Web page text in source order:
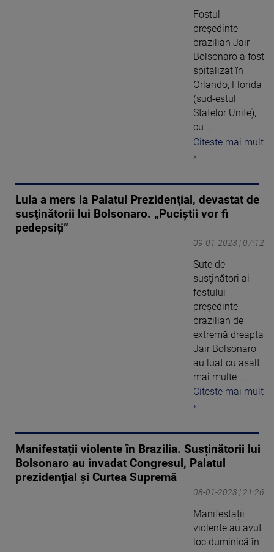
Fostul
preşedinte
brazilian Jair
Bolsonaro a fost
spitalizat în
Orlando, Florida
(sud-estul
Statelor Unite),
cu ...
Citeste mai mult
›
Lula a mers la Palatul Prezidenţial, devastat de
susţinătorii lui Bolsonaro. „Puciștii vor fi
pedepsiți”
09-01-2023 | 07:12
Sute de
susţinători ai
fostului
preşedinte
brazilian de
extremă dreapta
Jair Bolsonaro
au luat cu asalt
mai multe ...
Citeste mai mult
›
Manifestații violente în Brazilia. Susținătorii lui
Bolsonaro au invadat Congresul, Palatul
prezidenţial şi Curtea Supremă
08-01-2023 | 21:26
Manifestații
violente au avut
loc duminică în